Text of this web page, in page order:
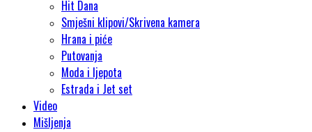
Hit Dana
Smješni klipovi/Skrivena kamera
Hrana i piće
Putovanja
Moda i ljepota
Estrada i Jet set
Video
Mišljenja